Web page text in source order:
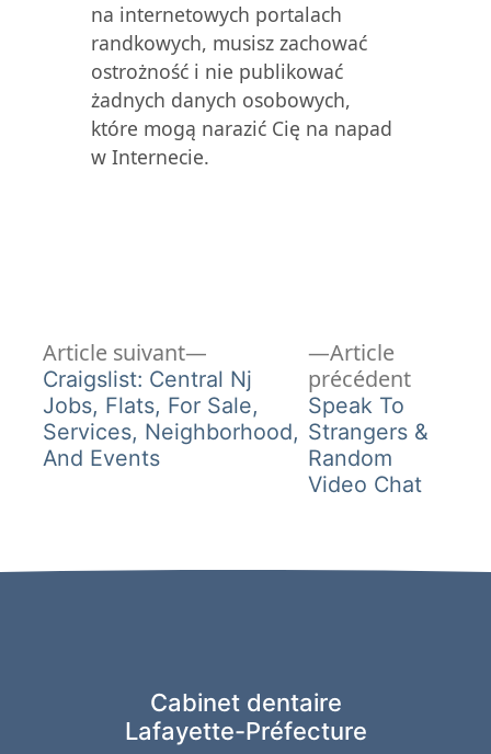
na internetowych portalach
randkowych, musisz zachować
ostrożność i nie publikować
żadnych danych osobowych,
które mogą narazić Cię na napad
w Internecie.
Navigation
de
l’article
Article
précédentArticle
Speak To
Strangers &
Random
Video Chat
Article suivant
Article
suivant :
Craigslist: Central Nj
Jobs, Flats, For Sale,
Services, Neighborhood,
And Events
Cabinet dentaire
Lafayette-Préfecture